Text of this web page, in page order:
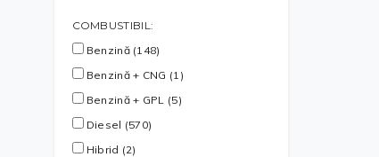
COMBUSTIBIL:
Benzină (148)
Benzină + CNG (1)
Benzină + GPL (5)
Diesel (570)
Hibrid (2)